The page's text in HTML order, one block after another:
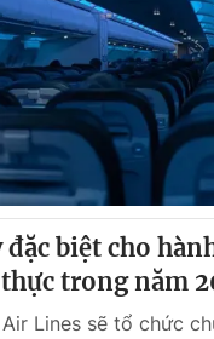
đặc biệt cho
trong năm
Lines sẽ tổ chức